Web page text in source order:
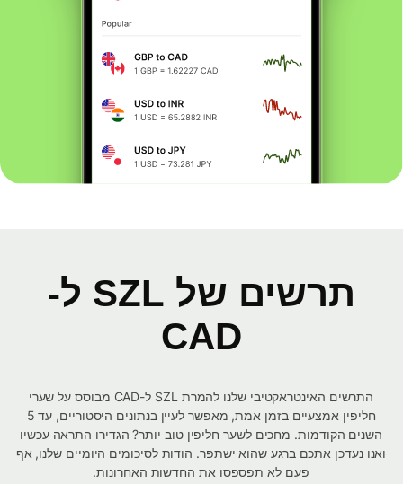
תרשים של SZL ל-
CAD
התרשים האינטראקטיבי שלנו להמרת SZL ל-CAD מבוסס על שערי
חליפין אמצעיים בזמן אמת, מאפשר לעיין בנתונים היסטוריים, עד 5
השנים הקודמות. מחכים לשער חליפין טוב יותר? הגדירו התראה עכשיו
ואנו נעדכן אתכם ברגע שהוא ישתפר. הודות לסיכומים היומיים שלנו, אף
פעם לא תפספסו את החדשות האחרונות.